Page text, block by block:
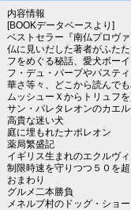
内容情報
[BOOKデータベースより]
ベストセラー『南仏プロヴ
仏に見いだした著者がふた
フをめぐる秘話、愛犬ボー
フ・デュ・パープやパステ
華さ等々、どこから読んで
ムッシューＸからトリュフを
サン・パレタレオンのカエ
高貴な迷い犬
庭に埋もれたナポレオン
薬局繁盛記
イギリス生まれのエクルヴィ
制限時速を守りつつ５０を
おまわり
グルメ二本勝負
メネルブ村のドッグ・ショー